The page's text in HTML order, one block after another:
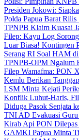
Presiden Jokowi:
Polda Papua Barat
TPNPB Klaim Kuasai
Filep: Kayu Log
Luar Biasa! Kontingen
Serang RI Soal HAM
TPNPB-OPM Ngalum
Filep Wamafma: PON
Kemlu Berikan
LSM Minta Kejati
Konflik Luhut-Haris,
Diduga Pasok Senjata
TNI AD Evakuasi Guru
Kirab Api PON
GAMKI Papua Minta